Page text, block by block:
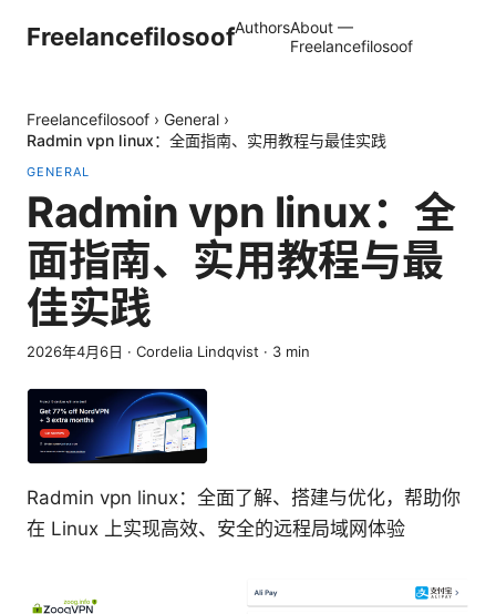
FreelancefilosoofAuthorsAbout —
Freelancefilosoof
Freelancefilosoof › General ›
Radmin vpn linux：全面指南、实用教程与最佳实践
GENERAL
Radmin vpn linux：全
面指南、实用教程与最
佳实践
2026年4月6日 · Cordelia Lindqvist · 3 min
Radmin vpn linux：全面了解、搭建与优化，帮助你
在 Linux 上实现高效、安全的远程局域网体验